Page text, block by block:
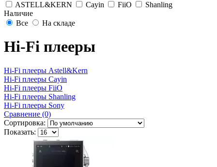
ASTELL&KERN
Cayin FiiO
Shanling
Наличие
Все
На складе
Hi-Fi плееры
Hi-Fi плееры Astell&Kern
Hi-Fi плееры Cayin
Hi-Fi плееры FiiO
Hi-Fi плееры Shanling
Hi-Fi плееры Sony
Сравнение (0)
Сортировка:
Показать: